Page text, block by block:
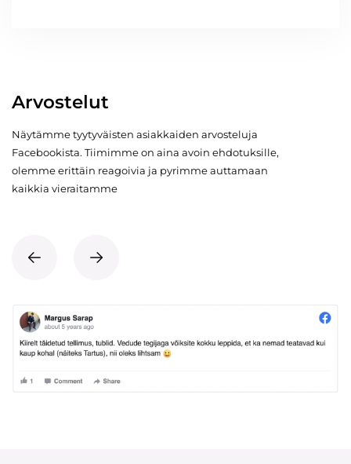
Arvostelut
Näytämme tyytyväisten asiakkaiden arvosteluja
Facebookista. Tiimimme on aina avoin ehdotuksille,
olemme erittäin reagoivia ja pyrimme auttamaan
kaikkia vieraitamme